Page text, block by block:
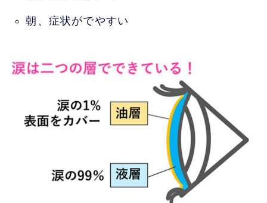
朝、症状がでやすい